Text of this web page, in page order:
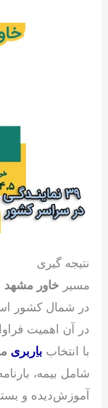
نتیجه گیری
مسیر خاور مشهد
در شمال کشور
در آن اهمیت
با انتخاب باربری
شامل بیمه،
آموزش‌دیده و